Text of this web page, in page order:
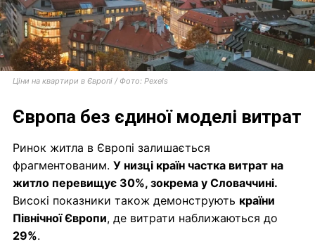
Ціни на квартири в Європі / Фото: Pexels
Європа без єдиної моделі витрат
Ринок житла в Європі залишається
фрагментованим. У низці країн частка витрат на
житло перевищує 30%, зокрема у Словаччині.
Високі показники також демонструють країни
Північної Європи, де витрати наближаються до
29%.